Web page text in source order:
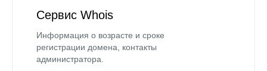
Сервис Whois
Информация о возрасте и сроке
регистрации домена, контакты
администратора.